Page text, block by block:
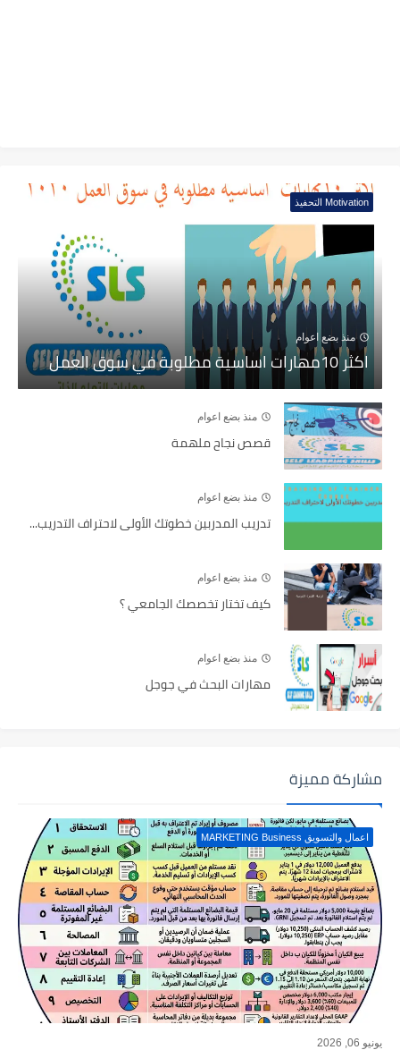
Motivation التحفيذ
منذ بضع اعوام
اكثر 10مهارات اساسية مطلوبة في سوق العمل
منذ بضع اعوام
قصص نجاح ملهمة
منذ بضع اعوام
تدريب المدربين خطوتك الأولى لاحتراف التدريب...
منذ بضع اعوام
كيف تختار تخصصك الجامعي ؟
منذ بضع اعوام
مهارات البحث في جوجل
مشاركة مميزة
اعمال والتسويق MARKETING Business
يونيو 06, 2026